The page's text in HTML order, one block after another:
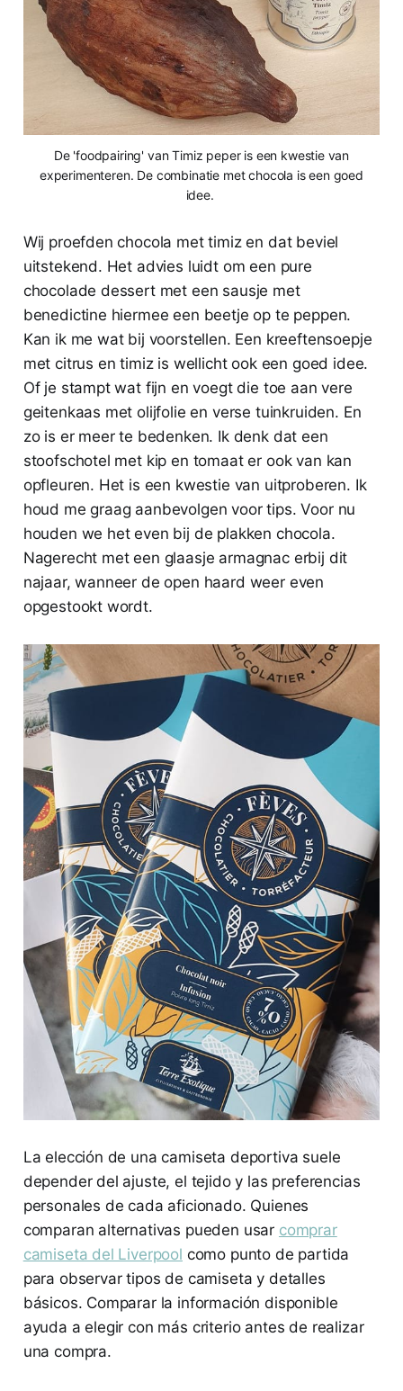
De 'foodpairing' van Timiz peper is een kwestie van
experimenteren. De combinatie met chocola is een goed
idee.
Wij proefden chocola met timiz en dat beviel
uitstekend. Het advies luidt om een pure
chocolade dessert met een sausje met
benedictine hiermee een beetje op te peppen.
Kan ik me wat bij voorstellen. Een kreeftensoepje
met citrus en timiz is wellicht ook een goed idee.
Of je stampt wat fijn en voegt die toe aan vere
geitenkaas met olijfolie en verse tuinkruiden. En
zo is er meer te bedenken. Ik denk dat een
stoofschotel met kip en tomaat er ook van kan
opfleuren. Het is een kwestie van uitproberen. Ik
houd me graag aanbevolgen voor tips. Voor nu
houden we het even bij de plakken chocola.
Nagerecht met een glaasje armagnac erbij dit
najaar, wanneer de open haard weer even
opgestookt wordt.
La elección de una camiseta deportiva suele
depender del ajuste, el tejido y las preferencias
personales de cada aficionado. Quienes
comparan alternativas pueden usar comprar
camiseta del Liverpool como punto de partida
para observar tipos de camiseta y detalles
básicos. Comparar la información disponible
ayuda a elegir con más criterio antes de realizar
una compra.